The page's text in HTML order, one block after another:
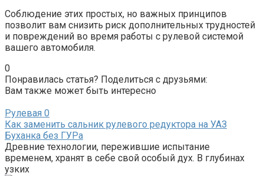
Соблюдение этих простых, но важных принципов
позволит вам снизить риск дополнительных трудностей
и повреждений во время работы с рулевой системой
вашего автомобиля.
0
Понравилась статья? Поделиться с друзьями:
Вам также может быть интересно
Рулевая 0
Как заменить сальник рулевого редуктора на УАЗ
Буханка без ГУРа
Древние технологии, пережившие испытание
временем, хранят в себе свой особый дух. В глубинах
узких